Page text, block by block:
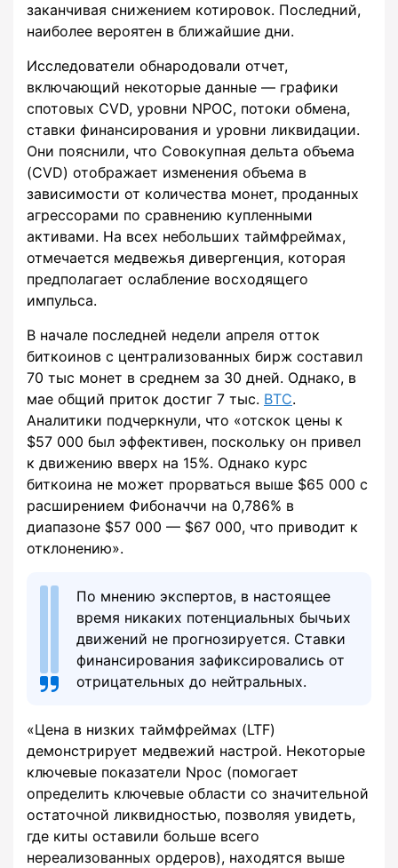
заканчивая снижением котировок. Последний,
наиболее вероятен в ближайшие дни.
Исследователи обнародовали отчет,
включающий некоторые данные — графики
спотовых CVD, уровни NPOC, потоки обмена,
ставки финансирования и уровни ликвидации.
Они пояснили, что Совокупная дельта объема
(CVD) отображает изменения объема в
зависимости от количества монет, проданных
агрессорами по сравнению купленными
активами. На всех небольших таймфреймах,
отмечается медвежья дивергенция, которая
предполагает ослабление восходящего
импульса.
В начале последней недели апреля отток
биткоинов с централизованных бирж составил
70 тыс монет в среднем за 30 дней. Однако, в
мае общий приток достиг 7 тыс. BTC.
Аналитики подчеркнули, что «отскок цены к
$57 000 был эффективен, поскольку он привел
к движению вверх на 15%. Однако курс
биткоина не может прорваться выше $65 000 с
расширением Фибоначчи на 0,786% в
диапазоне $57 000 — $67 000, что приводит к
отклонению».
По мнению экспертов, в настоящее
время никаких потенциальных бычьих
движений не прогнозируется. Ставки
финансирования зафиксировались от
отрицательных до нейтральных.
«Цена в низких таймфреймах (LTF)
демонстрирует медвежий настрой. Некоторые
ключевые показатели Npoc (помогает
определить ключевые области со значительной
остаточной ликвидностью, позволяя увидеть,
где киты оставили больше всего
нереализованных ордеров), находятся выше